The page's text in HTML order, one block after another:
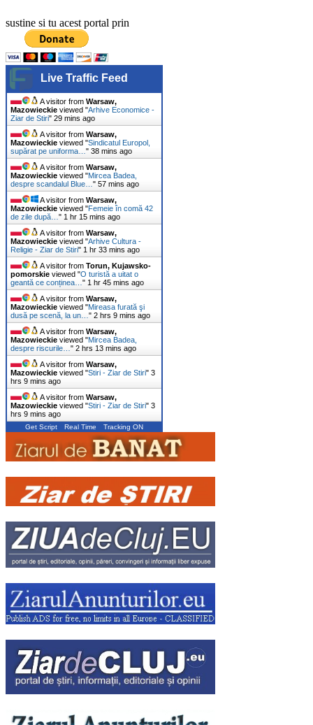
sustine si tu acest portal prin
Live Traffic Feed
A visitor from Warsaw,
Mazowieckie viewed "Arhive Economice -
Ziar de Stiri" 29 mins ago
A visitor from Warsaw,
Mazowieckie viewed "Sindicatul Europol,
supărat pe uniforma… " 38 mins ago
A visitor from Warsaw,
Mazowieckie viewed "Mircea Badea,
despre scandalul Blue… " 57 mins ago
A visitor from Warsaw,
Mazowieckie viewed "Femeie în comă 42
de zile după… " 1 hr 15 mins ago
A visitor from Warsaw,
Mazowieckie viewed "Arhive Cultura -
Religie - Ziar de Stiri" 1 hr 33 mins ago
A visitor from Torun, Kujawsko-
pomorskie viewed "O turistă a uitat o
geantă ce conținea… " 1 hr 45 mins ago
A visitor from Warsaw,
Mazowieckie viewed "Mireasa furată şi
dusă pe scenă, la un… " 2 hrs 9 mins ago
A visitor from Warsaw,
Mazowieckie viewed "Mircea Badea,
despre riscurile… " 2 hrs 13 mins ago
A visitor from Warsaw,
Mazowieckie viewed "Stiri - Ziar de Stiri" 3
hrs 9 mins ago
A visitor from Warsaw,
Mazowieckie viewed "Stiri - Ziar de Stiri" 3
hrs 9 mins ago
Get Script Real Time Tracking ON